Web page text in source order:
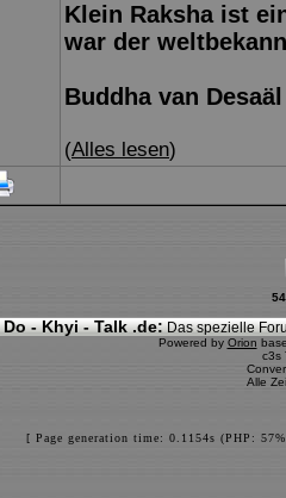
Klein Raksha ist
war der
Buddha van Desaäl
(Alles lesen)
Do - Khyi - Talk .de: Das spezielle
Powered by Orion
c3s
Alle
[ Page generation time: 0.1154s (PHP: